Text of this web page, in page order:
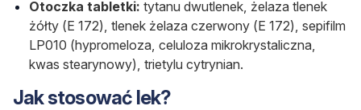
Otoczka tabletki: tytanu dwutlenek, żelaza tlenek
żółty (E 172), tlenek żelaza czerwony (E 172), sepifilm
LP010 (hypromeloza, celuloza mikrokrystaliczna,
kwas stearynowy), trietylu cytrynian.
Jak stosować lek?